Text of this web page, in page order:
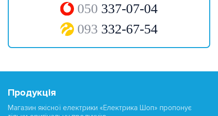
050 337-07-04
093 332-67-54
Продукція
Магазин якісної електрики «Електрика Шоп» пропонує